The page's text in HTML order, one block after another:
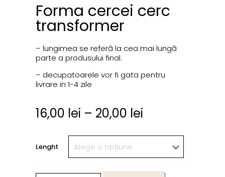
Forma cercei cerc
transformer
– lungimea se referă la cea mai lungă
parte a produsului final.
– decupatoarele vor fi gata pentru
livrare in 1-4 zile
16,00 lei – 20,00 lei
Lenght